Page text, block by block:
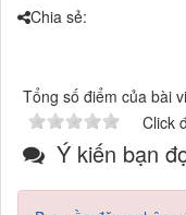
Chia sẻ:
Tổng số điểm của bài
Click
Ý kiến bạn